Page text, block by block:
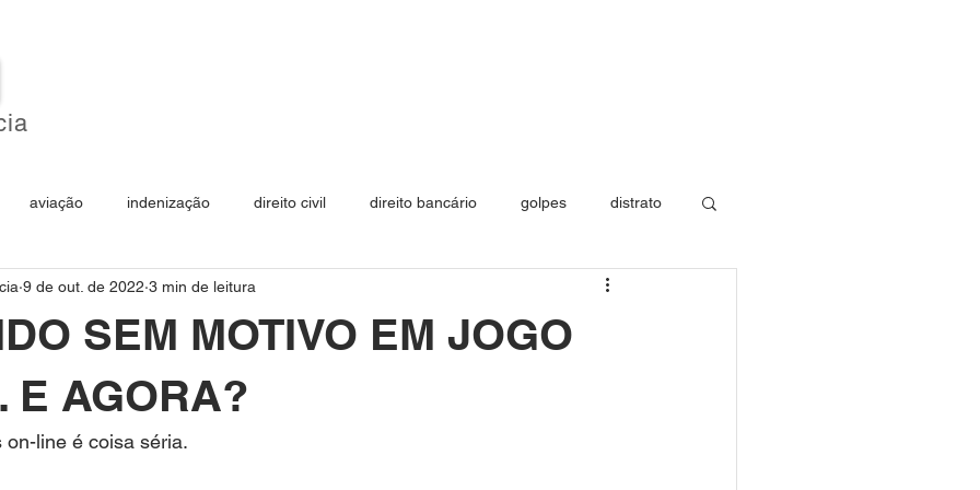
aviação indenização direito civil direito bancário golpes distrato
educação negativação
turismo produtos seguros
SEM MOTIVO EM JOGO
E AGORA?
9 de out. de 2022 3 min de leitura
line é coisa séria.